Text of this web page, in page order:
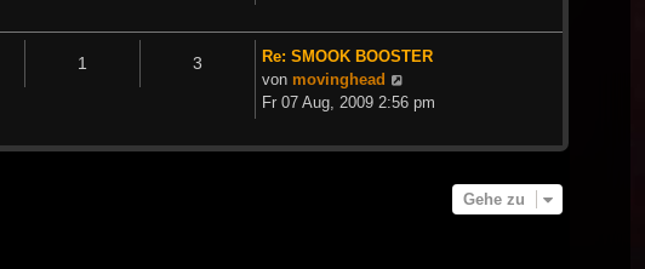
1 3
Re: SMOOK BOOSTER
von movinghead
Beitrag
Fr 07 Aug, 2009 2:56 pm
Gehe zu